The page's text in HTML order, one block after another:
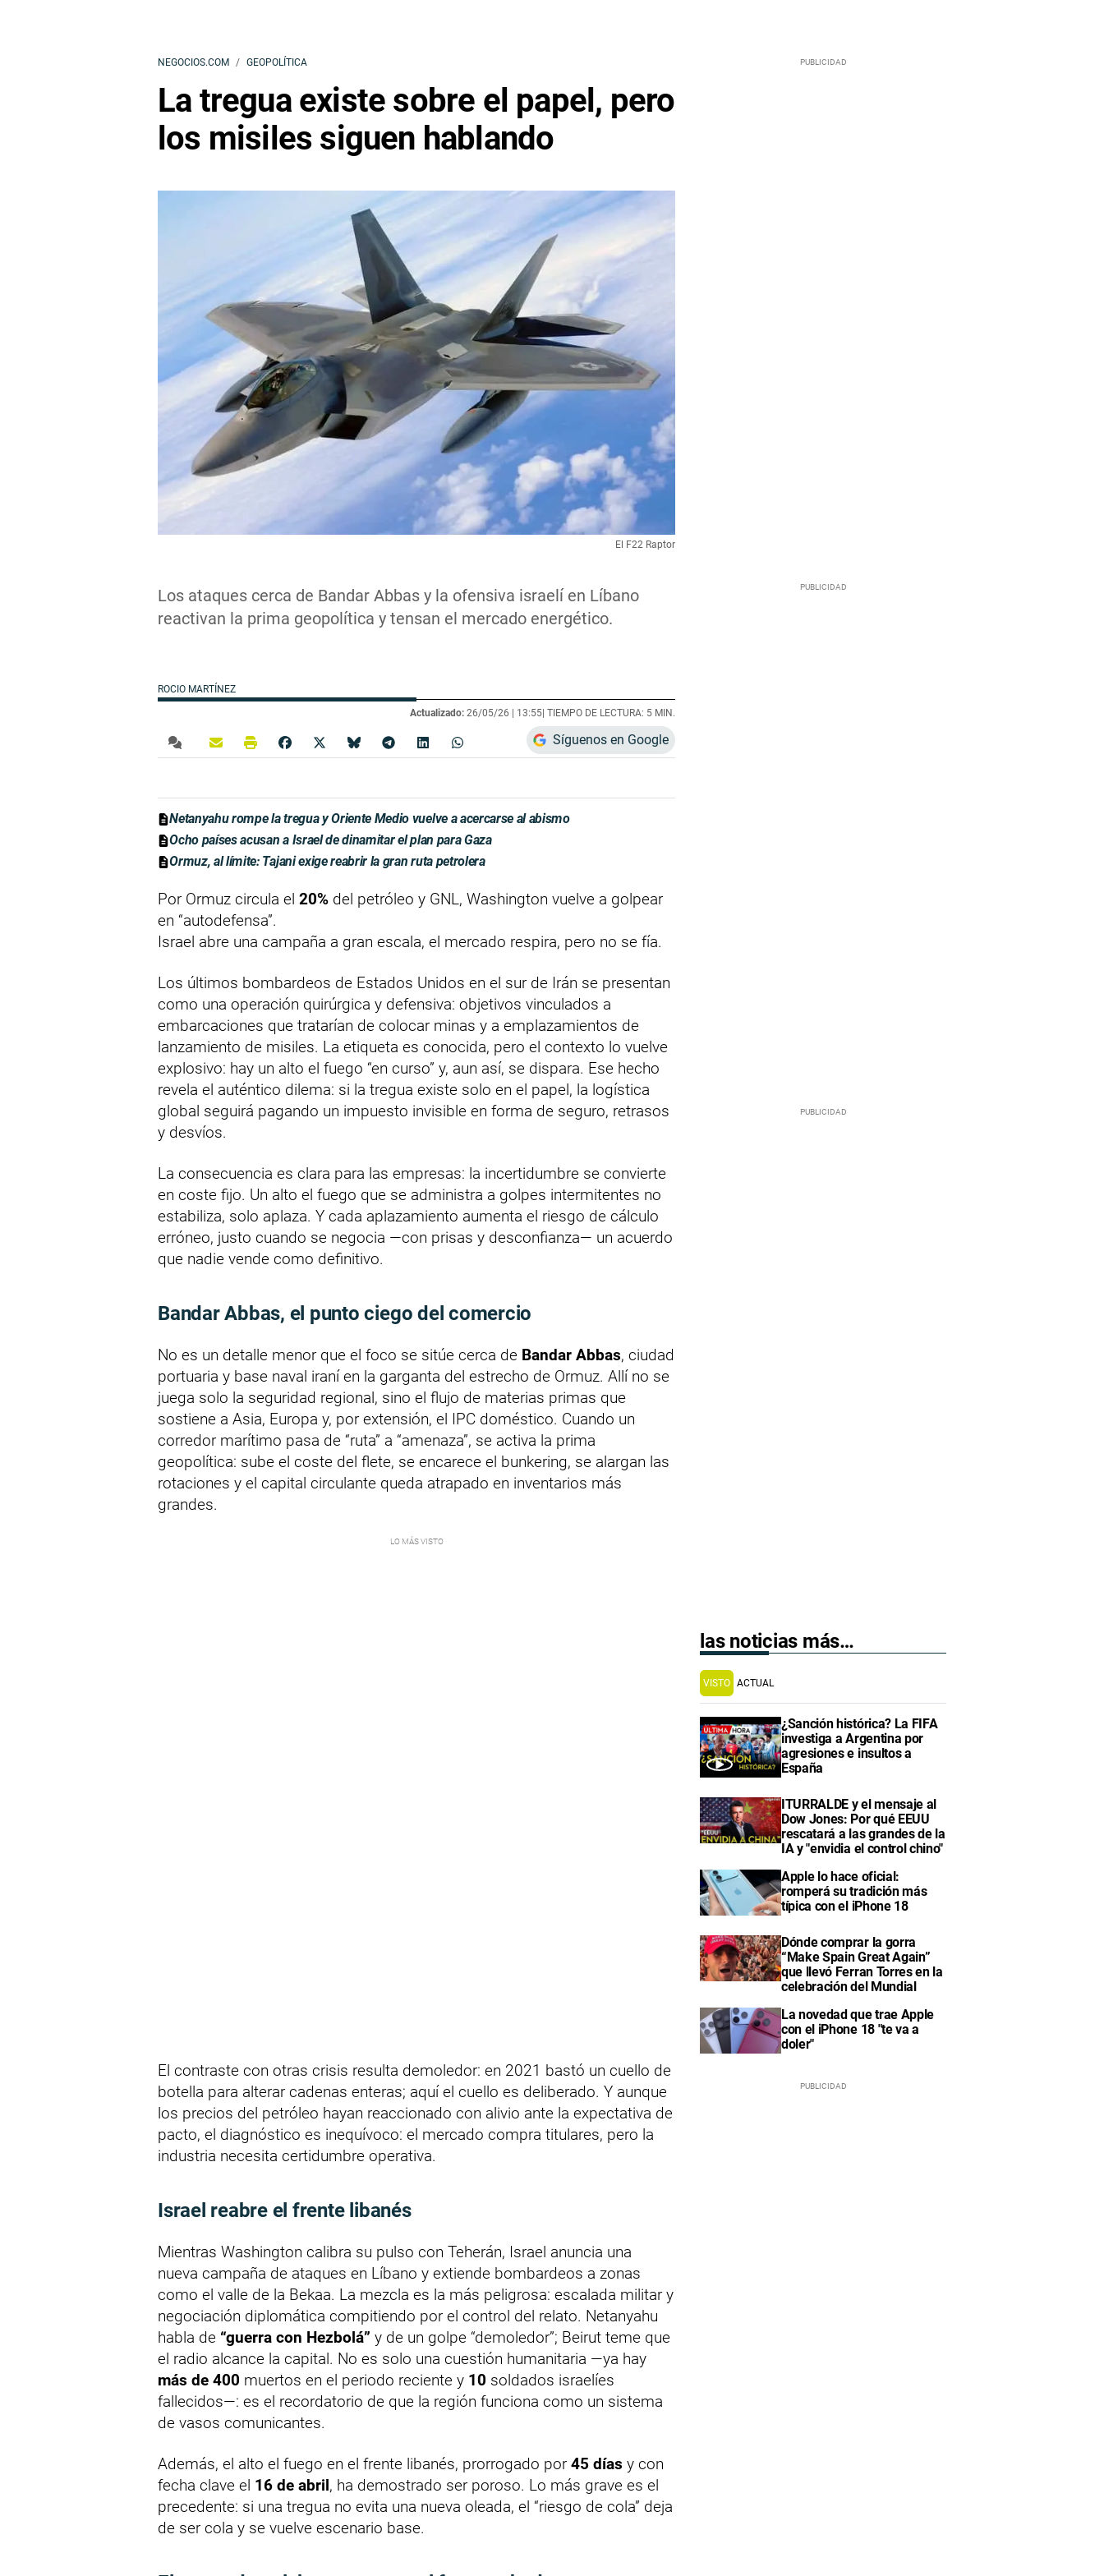
NEGOCIOS.COM GEOPOLÍTICA
La tregua existe sobre el papel, pero
los misiles siguen hablando
Los ataques cerca de Bandar Abbas y la ofensiva israelí en Líbano
reactivan la prima geopolítica y tensan el mercado energético.
El F22 Raptor
ROCIO MARTÍNEZ
Actualizado: 26/05/26 | 13:55 | TIEMPO DE LECTURA: 5 MIN.
Síguenos en Google
Netanyahu rompe la tregua y Oriente Medio vuelve a acercarse al abismo
Ocho países acusan a Israel de dinamitar el plan para Gaza
Ormuz, al límite: Tajani exige reabrir la gran ruta petrolera
Por Ormuz circula el 20% del petróleo y GNL, Washington vuelve a golpear
en “autodefensa”.
Israel abre una campaña a gran escala, el mercado respira, pero no se fía.
Los últimos bombardeos de Estados Unidos en el sur de Irán se presentan
como una operación quirúrgica y defensiva: objetivos vinculados a
embarcaciones que tratarían de colocar minas y a emplazamientos de
lanzamiento de misiles. La etiqueta es conocida, pero el contexto lo vuelve
explosivo: hay un alto el fuego “en curso” y, aun así, se dispara. Ese hecho
revela el auténtico dilema: si la tregua existe solo en el papel, la logística
global seguirá pagando un impuesto invisible en forma de seguro, retrasos
y desvíos.
La consecuencia es clara para las empresas: la incertidumbre se convierte
en coste fijo. Un alto el fuego que se administra a golpes intermitentes no
estabiliza, solo aplaza. Y cada aplazamiento aumenta el riesgo de cálculo
erróneo, justo cuando se negocia —con prisas y desconfianza— un acuerdo
que nadie vende como definitivo.
Bandar Abbas, el punto ciego del comercio
No es un detalle menor que el foco se sitúe cerca de Bandar Abbas, ciudad
portuaria y base naval iraní en la garganta del estrecho de Ormuz. Allí no se
juega solo la seguridad regional, sino el flujo de materias primas que
sostiene a Asia, Europa y, por extensión, el IPC doméstico. Cuando un
corredor marítimo pasa de “ruta” a “amenaza”, se activa la prima
geopolítica: sube el coste del flete, se encarece el bunkering, se alargan las
rotaciones y el capital circulante queda atrapado en inventarios más
grandes.
El contraste con otras crisis resulta demoledor: en 2021 bastó un cuello de
botella para alterar cadenas enteras; aquí el cuello es deliberado. Y aunque
los precios del petróleo hayan reaccionado con alivio ante la expectativa de
pacto, el diagnóstico es inequívoco: el mercado compra titulares, pero la
industria necesita certidumbre operativa.
Israel reabre el frente libanés
Mientras Washington calibra su pulso con Teherán, Israel anuncia una
nueva campaña de ataques en Líbano y extiende bombardeos a zonas
como el valle de la Bekaa. La mezcla es la más peligrosa: escalada militar y
negociación diplomática compitiendo por el control del relato. Netanyahu
habla de “guerra con Hezbolá” y de un golpe “demoledor”; Beirut teme que
el radio alcance la capital. No es solo una cuestión humanitaria —ya hay
más de 400 muertos en el periodo reciente y 10 soldados israelíes
fallecidos—: es el recordatorio de que la región funciona como un sistema
de vasos comunicantes.
Además, el alto el fuego en el frente libanés, prorrogado por 45 días y con
fecha clave el 16 de abril, ha demostrado ser poroso. Lo más grave es el
precedente: si una tregua no evita una nueva oleada, el “riesgo de cola” deja
de ser cola y se vuelve escenario base.
las noticias más…
VISTO ACTUAL
¿Sanción histórica? La FIFA
investiga a Argentina por
agresiones e insultos a
España
ITURRALDE y el mensaje al
Dow Jones: Por qué EEUU
rescatará a las grandes de la
IA y "envidia el control chino"
Apple lo hace oficial:
romperá su tradición más
típica con el iPhone 18
Dónde comprar la gorra
“Make Spain Great Again”
que llevó Ferran Torres en la
celebración del Mundial
La novedad que trae Apple
con el iPhone 18 "te va a
doler"